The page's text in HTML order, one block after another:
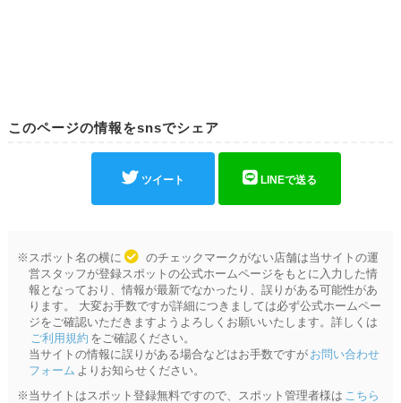
このページの情報をsnsでシェア
ツイート LINEで送る
※スポット名の横に
のチェックマークがない店舗は当サイトの運
営スタッフが登録スポットの公式ホームページをもとに入力した情
報となっており、情報が最新でなかったり、誤りがある可能性があ
ります。 大変お手数ですが詳細につきましては必ず公式ホームペー
ジをご確認いただきますようよろしくお願いいたします。詳しくは
ご利用規約 をご確認ください。
当サイトの情報に誤りがある場合などはお手数ですが お問い合わせ
フォーム よりお知らせください。
※当サイトはスポット登録無料ですので、スポット管理者様は こちら